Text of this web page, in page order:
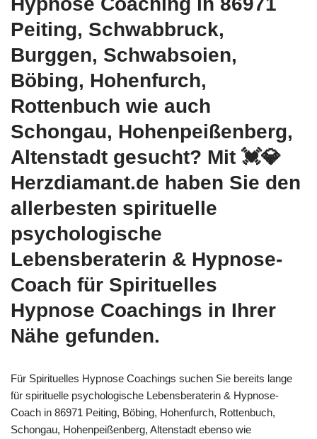
Peiting, Schwabbruck,
Burggen, Schwabsoien,
Böbing, Hohenfurch,
Rottenbuch wie auch
Schongau, Hohenpeißenberg,
Altenstadt gesucht? Mit 💓️💎
Herzdiamant.de haben Sie den
allerbesten spirituelle
psychologische
Lebensberaterin & Hypnose-
Coach für Spirituelles
Hypnose Coachings in Ihrer
Nähe gefunden.
Für Spirituelles Hypnose Coachings suchen Sie bereits lange
für spirituelle psychologische Lebensberaterin & Hypnose-
Coach in 86971 Peiting, Böbing, Hohenfurch, Rottenbuch,
Schongau, Hohenpeißenberg, Altenstadt ebenso wie